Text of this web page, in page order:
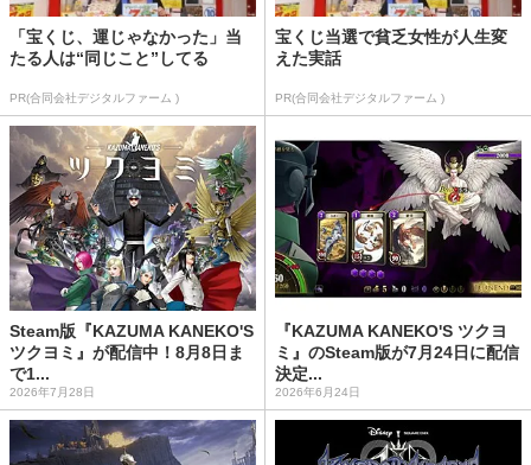
「宝くじ、運じゃなかった」当
たる人は“同じこと”してる
PR(合同会社デジタルファーム )
宝くじ当選で貧乏女性が人生変
えた実話
PR(合同会社デジタルファーム )
Steam版『KAZUMA KANEKO'S
ツクヨミ』が配信中！8月8日ま
で1...
2026年7月28日
『KAZUMA KANEKO'S ツクヨ
ミ』のSteam版が7月24日に配信
決定...
2026年6月24日